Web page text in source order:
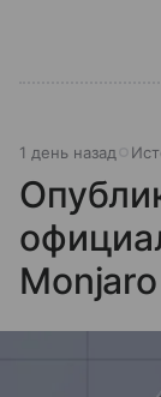
1 день назад